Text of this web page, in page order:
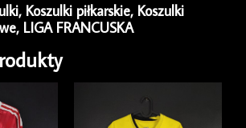
, Koszulki piłkarskie, Koszulki
, LIGA FRANCUSKA